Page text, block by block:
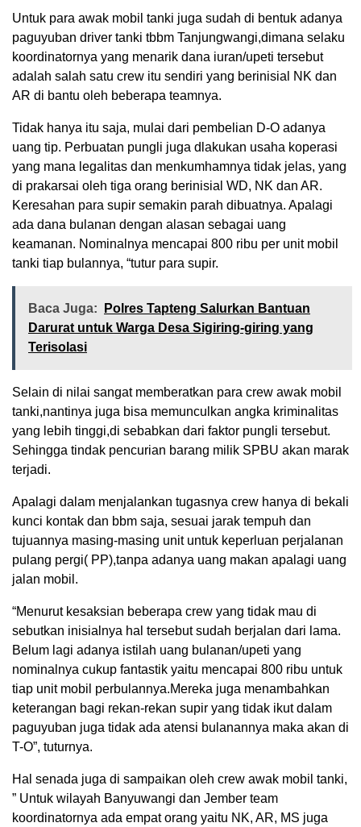
Untuk para awak mobil tanki juga sudah di bentuk adanya
paguyuban driver tanki tbbm Tanjungwangi,dimana selaku
koordinatornya yang menarik dana iuran/upeti tersebut
adalah salah satu crew itu sendiri yang berinisial NK dan
AR di bantu oleh beberapa teamnya.
Tidak hanya itu saja, mulai dari pembelian D-O adanya
uang tip. Perbuatan pungli juga dlakukan usaha koperasi
yang mana legalitas dan menkumhamnya tidak jelas, yang
di prakarsai oleh tiga orang berinisial WD, NK dan AR.
Keresahan para supir semakin parah dibuatnya. Apalagi
ada dana bulanan dengan alasan sebagai uang
keamanan. Nominalnya mencapai 800 ribu per unit mobil
tanki tiap bulannya, “tutur para supir.
Baca Juga:
Polres Tapteng Salurkan Bantuan
Darurat untuk Warga Desa Sigiring-giring yang
Terisolasi
Selain di nilai sangat memberatkan para crew awak mobil
tanki,nantinya juga bisa memunculkan angka kriminalitas
yang lebih tinggi,di sebabkan dari faktor pungli tersebut.
Sehingga tindak pencurian barang milik SPBU akan marak
terjadi.
Apalagi dalam menjalankan tugasnya crew hanya di bekali
kunci kontak dan bbm saja, sesuai jarak tempuh dan
tujuannya masing-masing unit untuk keperluan perjalanan
pulang pergi( PP),tanpa adanya uang makan apalagi uang
jalan mobil.
“Menurut kesaksian beberapa crew yang tidak mau di
sebutkan inisialnya hal tersebut sudah berjalan dari lama.
Belum lagi adanya istilah uang bulanan/upeti yang
nominalnya cukup fantastik yaitu mencapai 800 ribu untuk
tiap unit mobil perbulannya.Mereka juga menambahkan
keterangan bagi rekan-rekan supir yang tidak ikut dalam
paguyuban juga tidak ada atensi bulanannya maka akan di
T-O”, tuturnya.
Hal senada juga di sampaikan oleh crew awak mobil tanki,
” Untuk wilayah Banyuwangi dan Jember team
koordinatornya ada empat orang yaitu NK, AR, MS juga